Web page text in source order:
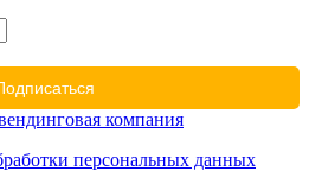
компания
персональных данных